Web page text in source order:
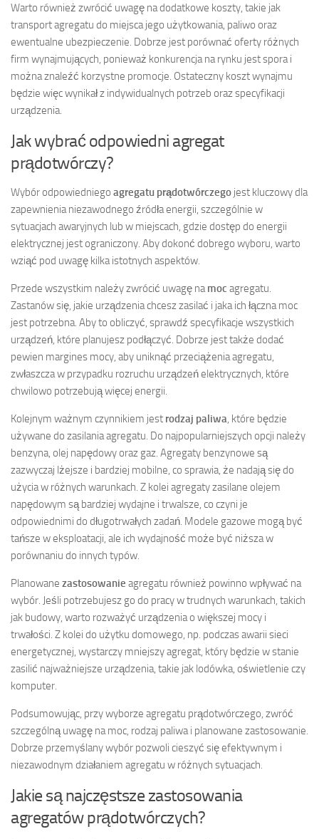
Warto również zwrócić uwagę na dodatkowe koszty, takie jak
transport agregatu do miejsca jego użytkowania, paliwo oraz
ewentualne ubezpieczenie. Dobrze jest porównać oferty różnych
firm wynajmujących, ponieważ konkurencja na rynku jest spora i
można znaleźć korzystne promocje. Ostateczny koszt wynajmu
będzie więc wynikał z indywidualnych potrzeb oraz specyfikacji
urządzenia.
Jak wybrać odpowiedni agregat
prądotwórczy?
Wybór odpowiedniego agregatu prądotwórczego jest kluczowy dla
zapewnienia niezawodnego źródła energii, szczególnie w
sytuacjach awaryjnych lub w miejscach, gdzie dostęp do energii
elektrycznej jest ograniczony. Aby dokonć dobrego wyboru, warto
wziąć pod uwagę kilka istotnych aspektów.
Przede wszystkim należy zwrócić uwagę namoc agregatu.
Zastanów się, jakie urządzenia chcesz zasilać i jaka ich łączna moc
jest potrzebna. Aby to obliczyć, sprawdź specyfikacje wszystkich
urządzeń, które planujesz podłączyć. Dobrze jest także dodać
pewien margines mocy, aby uniknąć przeciążenia agregatu,
zwłaszcza w przypadku rozruchu urządzeń elektrycznych, które
chwilowo potrzebują więcej energii.
Kolejnym ważnym czynnikiem jest rodzaj paliwa, które będzie
używane do zasilania agregatu. Do najpopularniejszych opcji należy
benzyna, olej napędowy oraz gaz. Agregaty benzynowe są
zazwyczaj lżejsze i bardziej mobilne, co sprawia, że nadają się do
użycia w różnych warunkach. Z kolei agregaty zasilane olejem
napędowym są bardziej wydajne i trwalsze, co czyni je
odpowiednimi do długotrwałych zadań. Modele gazowe mogą być
tańsze w eksploatacji, ale ich wydajność może być niższa w
porównaniu do innych typów.
Planowane zastosowanie agregatu również powinno wpływać na
wybór. Jeśli potrzebujesz go do pracy w trudnych warunkach, takich
jak budowy, warto rozważyć urządzenia o większej mocy i
trwałości. Z kolei do użytku domowego, np. podczas awarii sieci
energetycznej, wystarczy mniejszy agregat, który będzie w stanie
zasilić najważniejsze urządzenia, takie jak lodówka, oświetlenie czy
komputer.
Podsumowując, przy wyborze agregatu prądotwórczego, zwróć
szczególną uwagę na moc, rodzaj paliwa i planowane zastosowanie.
Dobrze przemyślany wybór pozwoli cieszyć się efektywnym i
niezawodnym działaniem agregatu w różnych sytuacjach.
Jakie są najczęstsze zastosowania
agregatów prądotwórczych?